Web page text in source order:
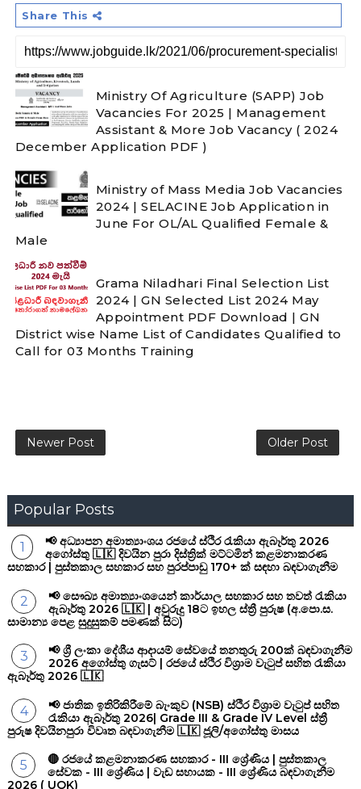
Share This
Ministry Of Agriculture (SAPP) Job
Vacancies For 2025 | Management
Assistant & More Job Vacancy ( 2024
December Application PDF )
Ministry of Mass Media Job Vacancies
2024 | SELACINE Job Application in
June For OL/AL Qualified Female &
Male
Grama Niladhari Final Selection List
2024 | GN Selected List 2024 May
Appointment PDF Download | GN
District wise Name List of Candidates Qualified to
Call for 03 Months Training
Newer Post Older Post
Popular Posts
📢 අධ්‍යාපන අමාත්‍යාංශය රජයේ ස්ථිර රැකියා ඇබෑර්තු 2026
අගෝස්තු 🇱🇰 දිවයින පුරා දිස්ත්‍රික් මට්ටමින් කළමනාකරණ
සහකාර | පුස්තකාල සහකාර සහ පුරප්පාඩු 170+ ක් සඳහා බඳවාගැනීම
📢 සෞඛ්‍ය අමාත්‍යාංශයෙන් කාර්යාල සහකාර සහ තවත් රැකියා
ඇබෑර්තු 2026 🇱🇰 | අවුරුදු 18ට ඉහල ස්ත්‍රී පුරුෂ (අ.පො.ස.
සාමාන්‍ය පෙළ සුදුසුකම් පමණක් සිට)
📢 ශ්‍රී ලංකා දේශීය ආදායම් සේවයේ තනතුරු 200ක් බඳවාගැනීම
2026 අගෝස්තු ගැසට් | රජයේ ස්ථිර විශ්‍රාම වැටුප් සහිත රැකියා
ඇබෑර්තු 2026 🇱🇰
📢 ජාතික ඉතිරිකිරීමේ බැංකුව (NSB) ස්ථිර විශ්‍රාම වැටුප් සහිත
රැකියා ඇබෑර්තු 2026| Grade III & Grade IV Level ස්ත්‍රී
පුරුෂ දිවයිනපුරා විවෘත බඳවාගැනීම 🇱🇰 ජූලි/අගෝස්තු මාසය
🔴 රජයේ කළමනාකරණ සහකාර - III ශ්‍රේණිය | පුස්තකාල
සේවක - III ශ්‍රේණිය | වැඩ සහායක - III ශ්‍රේණිය බඳවාගැනීම
2026 ( UOK)